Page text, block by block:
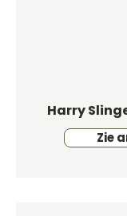
Harry
Zie